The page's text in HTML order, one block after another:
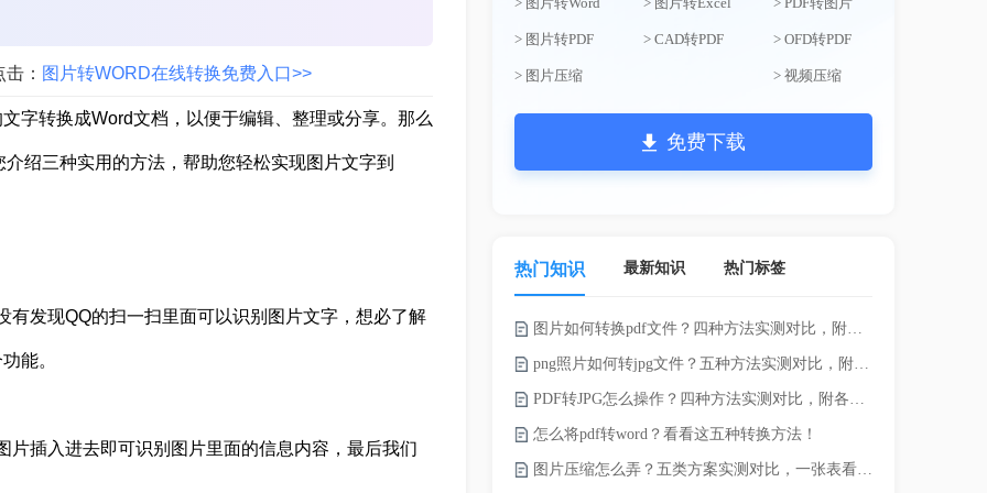
： 图片转WORD在线转换免费入口>>
字转换成Word文档，以便于编辑、整理或分享。那么
绍三种实用的方法，帮助您轻松实现图片文字到
发现QQ的扫一扫里面可以识别图片文字，想必了解
能。
插入进去即可识别图片里面的信息内容，最后我们
> 图片转PDF > CAD转PDF > OFD转PDF
> 图片压缩 > 视频压缩
免费下载
热门知识 最新知识 热门标签
图片如何转换pdf文件？四种方法实测对比，附各场景最优选！
png照片如何转jpg文件？五种方法实测对比，附各场景最优选!！
PDF转JPG怎么操作？四种方法实测对比，附各场景最优选！
怎么将pdf转word？看看这五种转换方法！
图片压缩怎么弄？五类方案实测对比，一张表看懂怎么选！